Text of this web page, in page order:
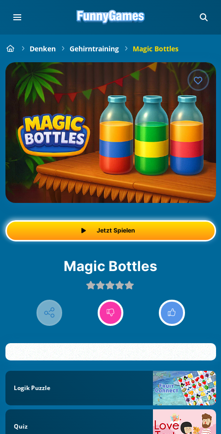
Denken Gehirntraining Magic Bottles
Jetzt Spielen
Magic Bottles
Logik Puzzle
Quiz